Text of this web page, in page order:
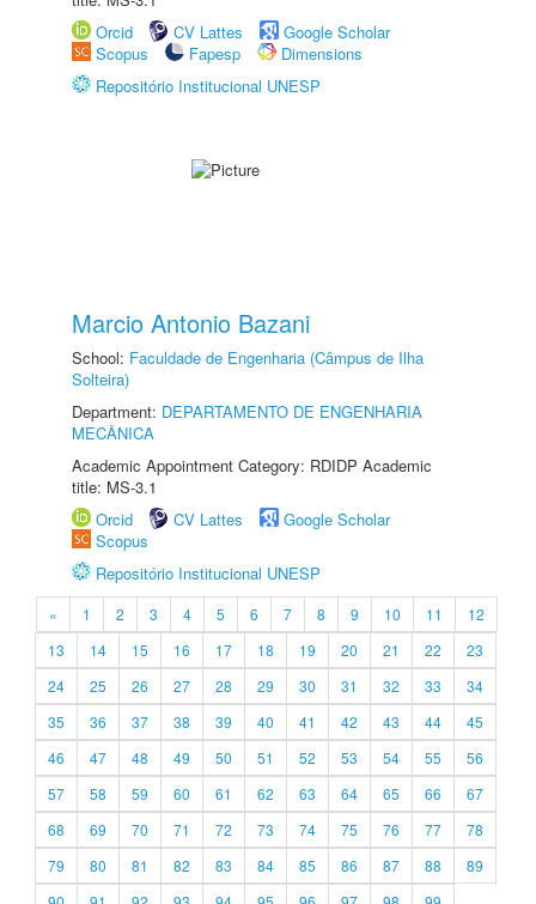
Orcid
CV Lattes
Google Scholar
Scopus
Fapesp
Dimensions
Repositório Institucional UNESP
Marcio Antonio Bazani
School: Faculdade de Engenharia (Câmpus de Ilha
Solteira)
Department: DEPARTAMENTO DE ENGENHARIA
MECÂNICA
Academic Appointment Category: RDIDP Academic
title: MS-3.1
Orcid
CV Lattes
Google Scholar
Scopus
Repositório Institucional UNESP
« 1 2 3 4 5 6 7 8 9 10 11
12
13
14 15 16 17 18 19 20 21 22
23
24
25 26 27 28 29 30 31 32 33
34
35
36 37 38 39 40 41 42 43 44
45
46
47 48 49 50 51 52 53 54 55
56
57
58 59 60 61 62 63 64 65 66
67
68
69 70 71 72 73 74 75 76 77
78
79
80 81 82 83 84 85 86 87 88
89